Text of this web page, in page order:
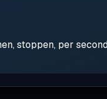
stoppen, per